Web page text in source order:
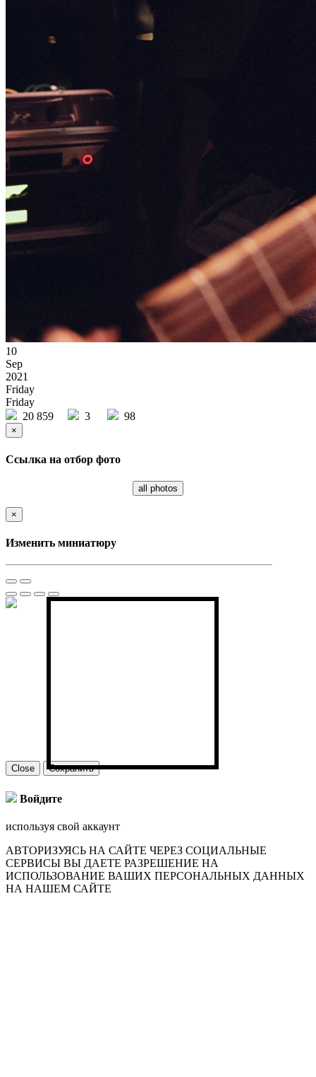
10
Sep
2021
Friday
Friday
20 859
3 98
×
Ссылка на отбор фото
all photos
×
Изменить миниатюру
Close Сохранить
Войдите
используя свой аккаунт
АВТОРИЗУЯСЬ НА САЙТЕ ЧЕРЕЗ СОЦИАЛЬНЫЕ
СЕРВИСЫ ВЫ ДАЕТЕ РАЗРЕШЕНИЕ НА
ИСПОЛЬЗОВАНИЕ ВАШИХ ПЕРСОНАЛЬНЫХ ДАННЫХ
НА НАШЕМ САЙТЕ